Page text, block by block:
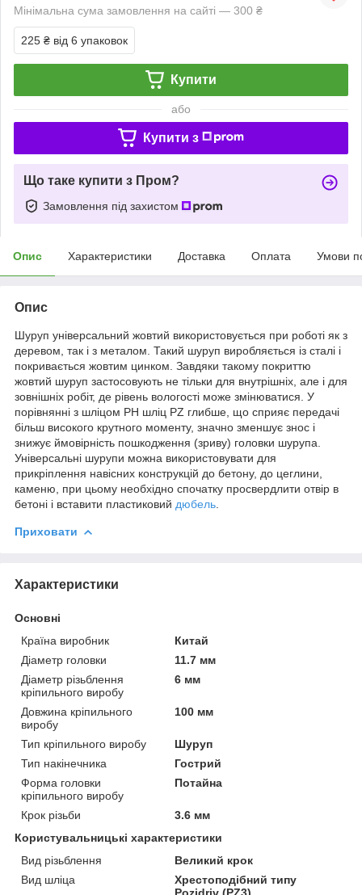
Мінімальна сума замовлення на сайті — 300 ₴
225 ₴ від 6 упаковок
Купити
або
Купити з
Що таке купити з Пром?
Замовлення під захистом
Опис Характеристики Доставка Оплата Умови
Опис
Шуруп універсальний жовтий використовується при роботі як з
деревом, так і з металом. Такий шуруп виробляється із сталі і
покривається жовтим цинком. Завдяки такому покриттю
жовтий шуруп застосовують не тільки для внутрішніх, але і для
зовнішніх робіт, де рівень вологості може змінюватися. У
порівнянні з шліцом PH шліц PZ глибше, що сприяє передачі
більш високого крутного моменту, значно зменшує знос і
знижує ймовірність пошкодження (зриву) головки шурупа.
Універсальні шурупи можна використовувати для
прикріплення навісних конструкцій до бетону, до цеглини,
каменю, при цьому необхідно спочатку просвердлити отвір в
бетоні і вставити пластиковий дюбель
Приховати
Характеристики
Основні
Країна виробник
Китай
Діаметр головки
11.7 мм
Діаметр різьблення
кріпильного виробу
6 мм
Довжина кріпильного
виробу
100 мм
Тип кріпильного виробу
Шуруп
Тип накінечника
Гострий
Форма головки
кріпильного виробу
Потайна
Крок різьби
3.6 мм
Користувальницькі характеристики
Вид різьблення
Великий крок
Вид шліца
Хрестоподібний типу
Pozidriv (PZ3)